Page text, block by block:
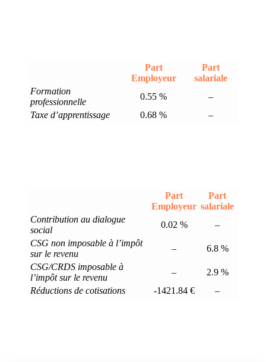
Part
Employeur
Part
salariale
Formation
professionnelle
0.55 %
–
Taxe d’apprentissage
0.68 % –
Part
Employeur
Part
salariale
Contribution au dialogue
social
0.02 %
–
CSG non imposable à l’impôt
sur le revenu
–
6.8 %
CSG/CRDS imposable à
l’impôt sur le revenu
–
2.9 %
Réductions de cotisations
-1421.84 € –